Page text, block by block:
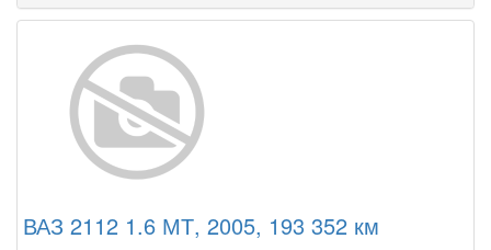
ВАЗ 2112 1.6 МТ, 2005, 193 352 км